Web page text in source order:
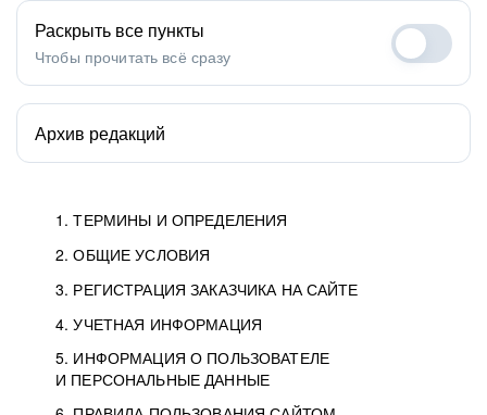
1. ТЕРМИНЫ И ОПРЕДЕЛЕНИЯ
2. ОБЩИЕ УСЛОВИЯ
3. РЕГИСТРАЦИЯ ЗАКАЗЧИКА НА САЙТЕ
4. УЧЕТНАЯ ИНФОРМАЦИЯ
5. ИНФОРМАЦИЯ О ПОЛЬЗОВАТЕЛЕ
И ПЕРСОНАЛЬНЫЕ ДАННЫЕ
Раскрыть все пункты
Чтобы прочитать всё сразу
Архив редакций